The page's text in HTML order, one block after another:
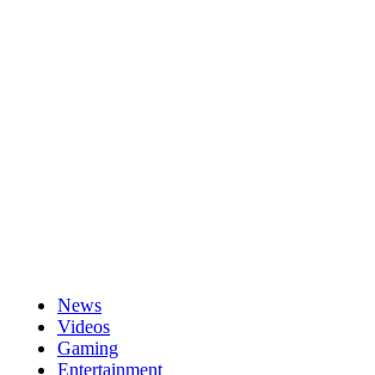
News
Videos
Gaming
Entertainment